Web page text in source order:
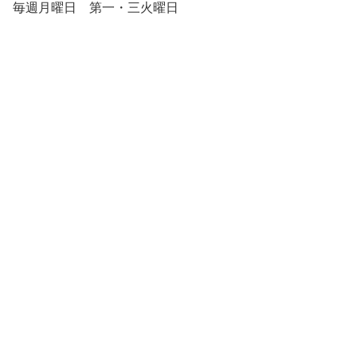
毎週月曜日 第一・三火曜日